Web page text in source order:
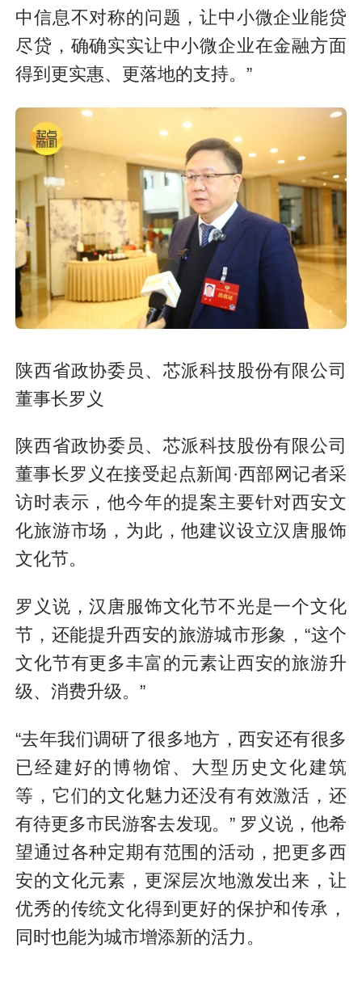
中信息不对称的问题，让中小微企业能贷
尽贷，确确实实让中小微企业在金融方面
得到更实惠、更落地的支持。”
陕西省政协委员、芯派科技股份有限公司
董事长罗义
陕西省政协委员、芯派科技股份有限公司
董事长罗义在接受起点新闻·西部网记者采
访时表示，他今年的提案主要针对西安文
化旅游市场，为此，他建议设立汉唐服饰
文化节。
罗义说，汉唐服饰文化节不光是一个文化
节，还能提升西安的旅游城市形象，“这个
文化节有更多丰富的元素让西安的旅游升
级、消费升级。”
“去年我们调研了很多地方，西安还有很多
已经建好的博物馆、大型历史文化建筑
等，它们的文化魅力还没有有效激活，还
有待更多市民游客去发现。” 罗义说，他希
望通过各种定期有范围的活动，把更多西
安的文化元素，更深层次地激发出来，让
优秀的传统文化得到更好的保护和传承，
同时也能为城市增添新的活力。